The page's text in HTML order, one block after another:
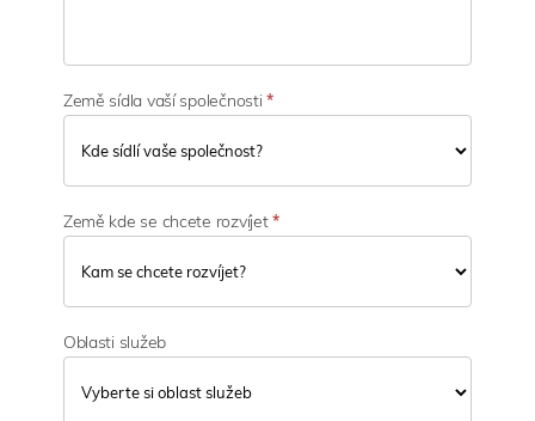
Země sídla vaší společnosti*
Země kde se chcete rozvíjet*
Oblasti služeb